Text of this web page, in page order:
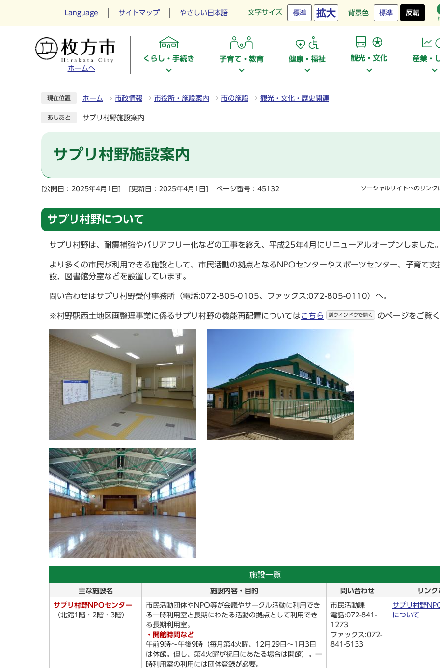
Language サイトマップ やさしい日本語 文字サイズ 標準 拡大 背景色 標準 反転
ホームへ
くらし・手続き 子育て・教育 健康・福祉 観光・文化 産業・
現在位置 ホーム 市政情報 市役所・施設案内 市の施設 観光・文化・歴史関連
あしあと サプリ村野施設案内
サプリ村野施設案内
[公開日：2025年4月1日] [更新日：2025年4月1日] ページ番号：45132 ソーシャルサイトへのリンク
サプリ村野について
サプリ村野は、耐震補強やバリアフリー化などの工事を終え、平成25年4月にリニューアルオープンしました。
より多くの市民が利用できる施設として、市民活動の拠点となるNPOセンターやスポーツセンター、子育て支
設、図書館分室などを設置しています。
問い合わせはサプリ村野受付事務所（電話:072-805-0105、ファックス:072-805-0110）へ。
※村野駅西土地区画整理事業に係るサプリ村野の機能再配置についてはこちら 別ウインドウで開く のページをご覧く
施設一覧
主な施設名 施設内容・目的 問い合わせ リンク
サプリ村野NPOセンター
（北館1階・2階・3階）
市民活動団体やNPO等が会議やサークル活動に利用でき
る一時利用室と長期にわたる活動の拠点として利用でき
る長期利用室。
・開館時間など
午前9時～午後9時（毎月第4火曜、12月29日～1月3日
は休館。但し、第4火曜が祝日にあたる場合は開館）。一
時利用室の利用には団体登録が必要。
市民活動課
電話:072-841-
1273
ファックス:072-
841-5133
サプリ村野
について